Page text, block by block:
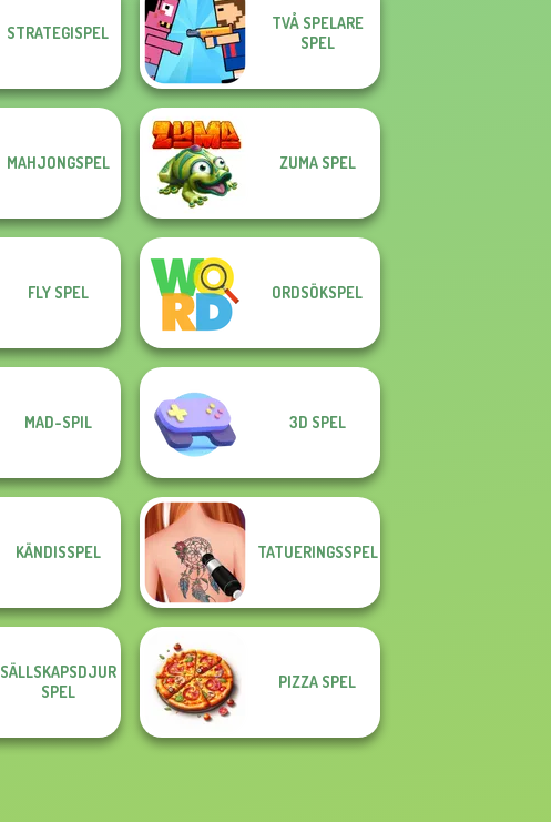
STRATEGISPEL
TVÅ SPELARE
SPEL
MAHJONGSPEL ZUMA SPEL
FLY SPEL ORDSÖKSPEL
MAD-SPIL 3D SPEL
KÄNDISSPEL TATUERINGSSPEL
SÄLLSKAPSDJUR
SPEL
PIZZA SPEL